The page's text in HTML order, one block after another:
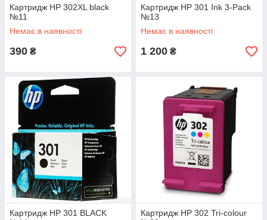
Картридж HP 302XL black
№11
Немає в наявності
390 ₴
Картридж HP 301 Ink 3-Pack
№13
Немає в наявності
1 200 ₴
Картридж HP 301 BLACK
Картридж HP 302 Tri-colour